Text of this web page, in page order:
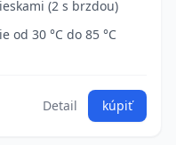
(2 s brzdou)
od 30 °C do 85 °C
Detail kúpiť